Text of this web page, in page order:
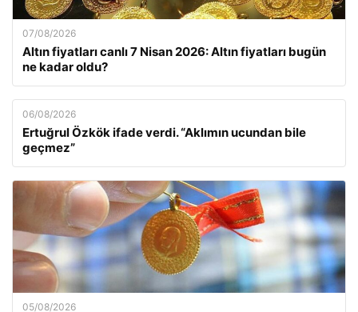
07/08/2026
Altın fiyatları canlı 7 Nisan 2026: Altın fiyatları bugün
ne kadar oldu?
06/08/2026
Ertuğrul Özkök ifade verdi. “Aklımın ucundan bile
geçmez”
05/08/2026